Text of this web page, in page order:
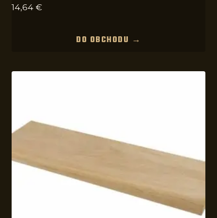
14,64 €
DO OBCHODU →